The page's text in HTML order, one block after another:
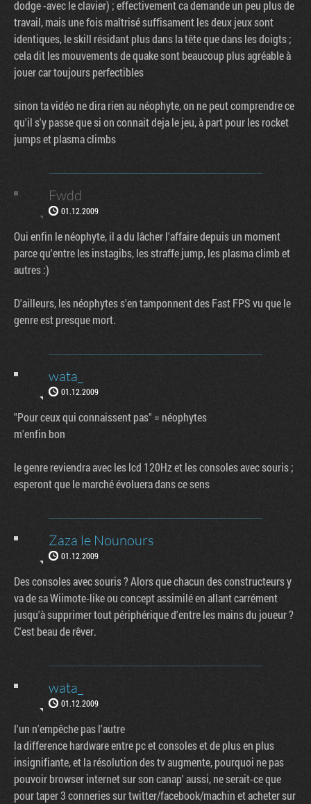
dodge -avec le clavier) ; effectivement ca demande un peu plus de
travail, mais une fois maîtrisé suffisament les deux jeux sont
identiques, le skill résidant plus dans la tête que dans les doigts ;
cela dit les mouvements de quake sont beaucoup plus agréable à
jouer car toujours perfectibles
sinon ta vidéo ne dira rien au néophyte, on ne peut comprendre ce
qu'il s'y passe que si on connait deja le jeu, à part pour les rocket
jumps et plasma climbs
Fwdd
01.12.2009
Oui enfin le néophyte, il a du lâcher l'affaire depuis un moment
parce qu'entre les instagibs, les straffe jump, les plasma climb et
autres :)
D'ailleurs, les néophytes s'en tamponnent des Fast FPS vu que le
genre est presque mort.
wata_
01.12.2009
"Pour ceux qui connaissent pas" = néophytes
m'enfin bon
le genre reviendra avec les lcd 120Hz et les consoles avec souris ;
esperont que le marché évoluera dans ce sens
Zaza le Nounours
01.12.2009
Des consoles avec souris ? Alors que chacun des constructeurs y
va de sa Wiimote-like ou concept assimilé en allant carrément
jusqu'à supprimer tout périphérique d'entre les mains du joueur ?
C'est beau de rêver.
wata_
01.12.2009
l'un n'empêche pas l'autre
la difference hardware entre pc et consoles et de plus en plus
insignifiante, et la résolution des tv augmente, pourquoi ne pas
pouvoir browser internet sur son canap' aussi, ne serait-ce que
pour taper 3 conneries sur twitter/facebook/machin et acheter sur